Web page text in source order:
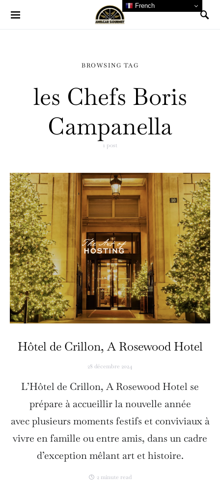
BROWSING TAG
les Chefs Boris
Campanella
1 post
Hôtel de Crillon, A Rosewood Hotel
28 décembre 2024
L’Hôtel de Crillon, A Rosewood Hotel se
prépare à accueillir la nouvelle année
avec plusieurs moments festifs et conviviaux à
vivre en famille ou entre amis, dans un cadre
d’exception mêlant art et histoire.
2 minute read
French